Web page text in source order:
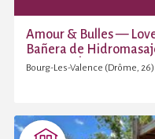
Amour & Bulles —
Bañera de
Atrevido | Valence
Bourg-Les-Valence (Drôme, 26)